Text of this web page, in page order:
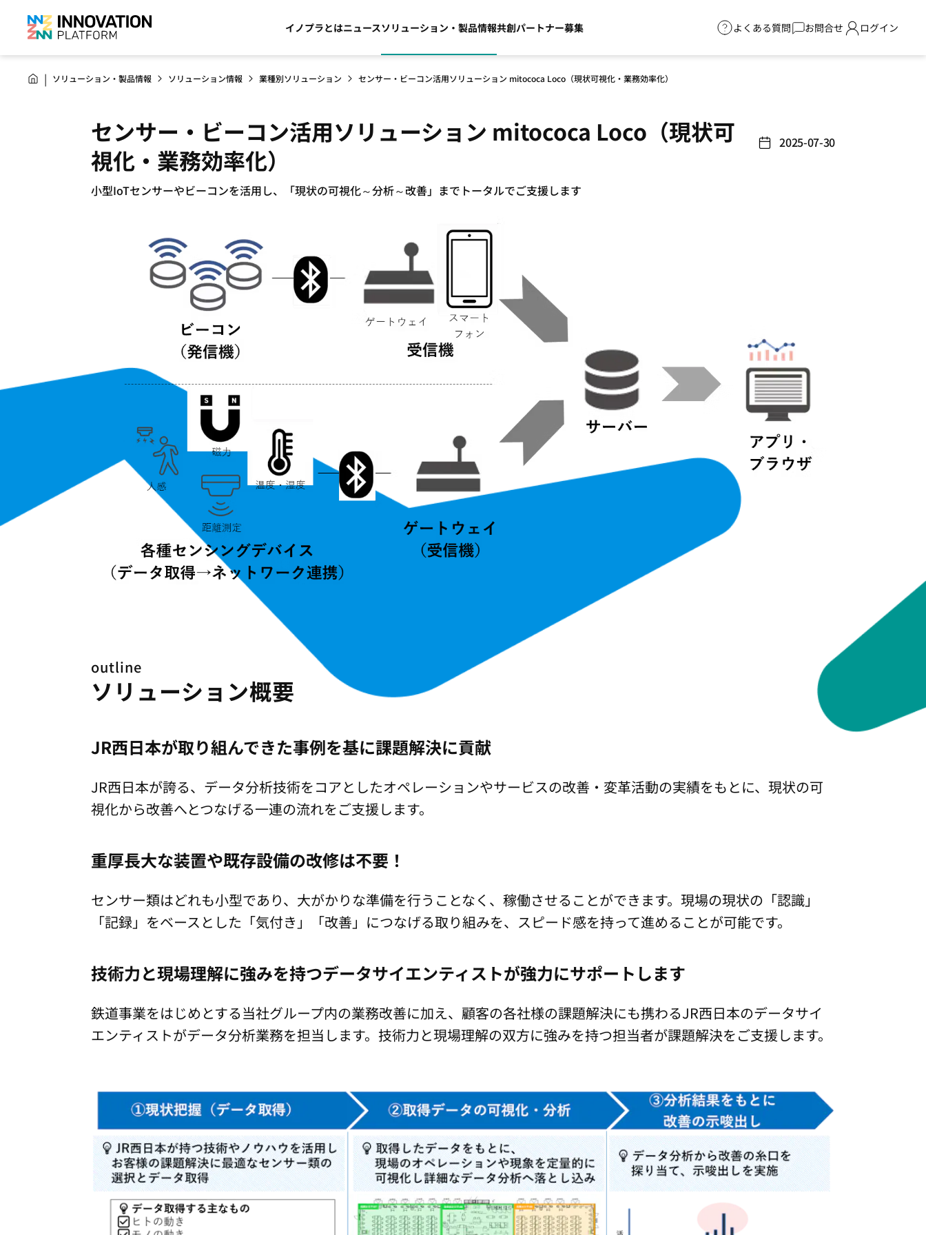
イノプラとはニュースソリューション・製品情報共創パートナー募集 よくある質問 お問合せ ログイン
ソリューション・製品情報 ソリューション情報 業種別ソリューション センサー・ビーコン活用ソリューション mitococa Loco（現状可視化・業務効率化）
センサー・ビーコン活用ソリューション mitococa Loco（現状可
視化・業務効率化）
2025-07-30
小型IoTセンサーやビーコンを活用し、「現状の可視化～分析～改善」までトータルでご支援します
outline
ソリューション概要
JR西日本が取り組んできた事例を基に課題解決に貢献
JR西日本が誇る、データ分析技術をコアとしたオペレーションやサービスの改善・変革活動の実績をもとに、現状の可
視化から改善へとつなげる一連の流れをご支援します。
重厚長大な装置や既存設備の改修は不要！
センサー類はどれも小型であり、大がかりな準備を行うことなく、稼働させることができます。現場の現状の「認識」
「記録」をベースとした「気付き」「改善」につなげる取り組みを、スピード感を持って進めることが可能です。
技術力と現場理解に強みを持つデータサイエンティストが強力にサポートします
鉄道事業をはじめとする当社グループ内の業務改善に加え、顧客の各社様の課題解決にも携わるJR西日本のデータサイ
エンティストがデータ分析業務を担当します。技術力と現場理解の双方に強みを持つ担当者が課題解決をご支援します。